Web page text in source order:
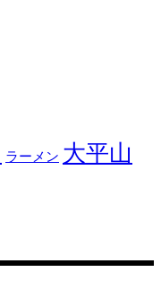
ラーメン 大平山